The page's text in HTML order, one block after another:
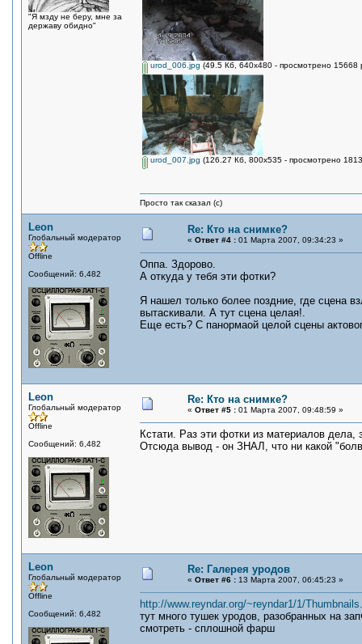
"Я мзду не беру, мне за
державу обидно"
urod_006.jpg (49.5 Кб, 640x480 - просмотрено 15668
urod_007.jpg (126.27 Кб, 800x535 - просмотрено
Просто так сказал (с)
Leon
Глобальный модератор
Offline
Сообщений: 6,482
Re: Кто на снимке?
« Ответ #4 : 01 Марта 2007, 09:34:23 »
Оппа. Здорово.
А откуда у тебя эти фотки?
Я нашел только более поздние, где сцена
вытаскивали. А тут сцена целая!.
Еще есть? С панормаой целой сцены
Leon
Глобальный модератор
Offline
Сообщений: 6,482
Re: Кто на снимке?
« Ответ #5 : 01 Марта 2007, 09:48:59 »
Кстати. Раз эти фотки из материалов
Отсюда вывод - он ЗНАЛ, что ни какой
Leon
Глобальный модератор
Offline
Сообщений: 6,482
Re: Галерея уродов
« Ответ #6 : 13 Марта 2007, 06:45:23 »
http://www.reyndar.org/~reyndar1/1/
тут много тушек уродов, разобранных на
смотреть - сплошной фарш